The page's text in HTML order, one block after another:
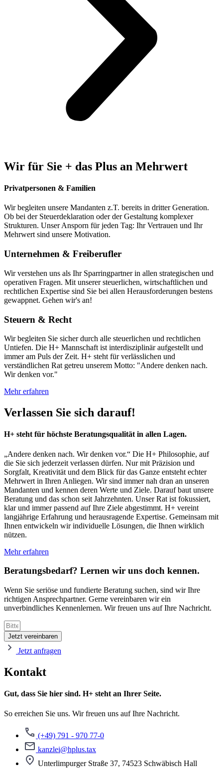
Wir für Sie + das Plus an Mehrwert
Privatpersonen & Familien
Wir begleiten unsere Mandanten z.T. bereits in dritter Generation.
Ob bei der Steuerdeklaration oder der Gestaltung komplexer
Strukturen. Unser Ansporn für jeden Tag: Ihr Vertrauen und Ihr
Mehrwert sind unsere Motivation.
Unternehmen & Freiberufler
Wir verstehen uns als Ihr Sparringpartner in allen strategischen und
operativen Fragen. Mit unserer steuerlichen, wirtschaftlichen und
rechtlichen Expertise sind Sie bei allen Herausforderungen bestens
gewappnet. Gehen wir's an!
Steuern & Recht
Wir begleiten Sie sicher durch alle steuerlichen und rechtlichen
Untiefen. Die H+ Mannschaft ist interdisziplinär aufgestellt und
immer am Puls der Zeit. H+ steht für verlässlichen und
verständlichen Rat getreu unserem Motto: "Andere denken nach.
Wir denken vor."
Mehr erfahren
Verlassen Sie sich darauf!
H+ steht für höchste Beratungsqualität in allen Lagen.
„Andere denken nach. Wir denken vor.“ Die H+ Philosophie, auf
die Sie sich jederzeit verlassen dürfen. Nur mit Präzision und
Sorgfalt, Kreativität und dem Blick für das Ganze entsteht echter
Mehrwert in Ihren Anliegen. Wir sind immer nah dran an unseren
Mandanten und kennen deren Werte und Ziele. Darauf baut unsere
Beratung und das schon seit Jahrzehnten. Unser Rat ist fokussiert,
klar und immer passend auf Ihre Ziele abgestimmt. H+ vereint
langjährige Erfahrung und herausragende Expertise. Gemeinsam mit
Ihnen entwickeln wir individuelle Lösungen, die Ihnen wirklich
nützen.
Mehr erfahren
Beratungsbedarf? Lernen wir uns doch kennen.
Wenn Sie seriöse und fundierte Beratung suchen, sind wir Ihre
richtigen Ansprechpartner. Gerne vereinbaren wir ein
unverbindliches Kennenlernen. Wir freuen uns auf Ihre Nachricht.
Jetzt vereinbaren
Jetzt anfragen
Kontakt
Gut, dass Sie hier sind. H+ steht an Ihrer Seite.
So erreichen Sie uns. Wir freuen uns auf Ihre Nachricht.
(+49) 791 - 970 77-0
kanzlei@hplus.tax
Unterlimpurger Straße 37, 74523 Schwäbisch Hall